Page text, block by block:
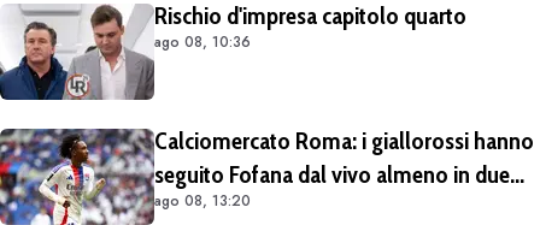
Rischio d'impresa capitolo quarto
ago 08, 10:36
Calciomercato Roma: i giallorossi hanno
seguito Fofana dal vivo almeno in due
occasioni. Costa 40/45 milioni
ago 08, 13:20